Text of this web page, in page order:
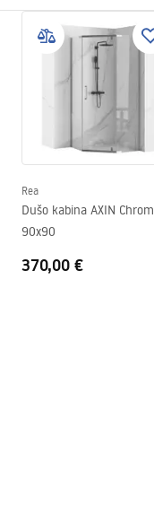
Medžiaga
Montavimo būdas
Aukštis
Gylis
Serija
Garantija
Rea
Dušo kabina AXIN Chrom
90x90
370,00 €